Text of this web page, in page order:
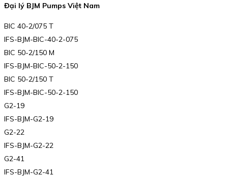
Đại lý BJM Pumps Việt Nam
BIC 40-2/075 T
IFS-BJM-BIC-40-2-075
BIC 50-2/150 M
IFS-BJM-BIC-50-2-150
BIC 50-2/150 T
IFS-BJM-BIC-50-2-150
G2-19
IFS-BJM-G2-19
G2-22
IFS-BJM-G2-22
G2-41
IFS-BJM-G2-41